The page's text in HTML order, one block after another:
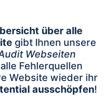
über alle
gibt Ihnen unsere
Webseiten
Fehlerquellen
Website wieder ihr
ausschöpfen!